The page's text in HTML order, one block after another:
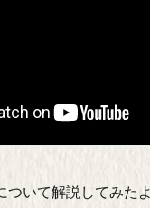
ついて解説してみたよ